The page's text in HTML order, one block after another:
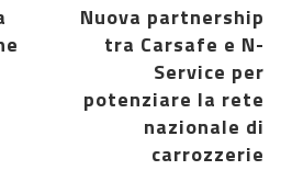
Nuova partnership
tra Carsafe e N-
Service per
potenziare la rete
nazionale di
carrozzerie